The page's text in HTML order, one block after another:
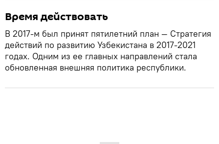
Время действовать
В 2017-м был принят пятилетний план — Стратегия
действий по развитию Узбекистана в 2017-2021
годах. Одним из ее главных направлений стала
обновленная внешняя политика республики.